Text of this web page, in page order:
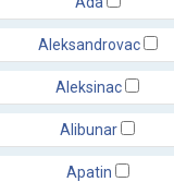
Aleksandrovac
Aleksinac
Alibunar
Apatin